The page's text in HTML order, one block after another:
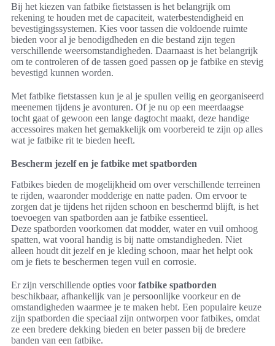
Bij het kiezen van fatbike fietstassen is het belangrijk om
rekening te houden met de capaciteit, waterbestendigheid en
bevestigingssystemen. Kies voor tassen die voldoende ruimte
bieden voor al je benodigdheden en die bestand zijn tegen
verschillende weersomstandigheden. Daarnaast is het belangrijk
om te controleren of de tassen goed passen op je fatbike en stevig
bevestigd kunnen worden.
Met fatbike fietstassen kun je al je spullen veilig en georganiseerd
meenemen tijdens je avonturen. Of je nu op een meerdaagse
tocht gaat of gewoon een lange dagtocht maakt, deze handige
accessoires maken het gemakkelijk om voorbereid te zijn op alles
wat je fatbike rit te bieden heeft.
Bescherm jezelf en je fatbike met spatborden
Fatbikes bieden de mogelijkheid om over verschillende terreinen
te rijden, waaronder modderige en natte paden. Om ervoor te
zorgen dat je tijdens het rijden schoon en beschermd blijft, is het
toevoegen van spatborden aan je fatbike essentieel.
Deze spatborden voorkomen dat modder, water en vuil omhoog
spatten, wat vooral handig is bij natte omstandigheden. Niet
alleen houdt dit jezelf en je kleding schoon, maar het helpt ook
om je fiets te beschermen tegen vuil en corrosie.
Er zijn verschillende opties voorfatbike spatborden
beschikbaar, afhankelijk van je persoonlijke voorkeur en de
omstandigheden waarmee je te maken hebt. Een populaire keuze
zijn spatborden die speciaal zijn ontworpen voor fatbikes, omdat
ze een bredere dekking bieden en beter passen bij de bredere
banden van een fatbike.